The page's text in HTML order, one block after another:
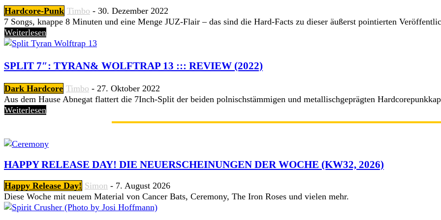
Hardcore-Punk Timbo - 30. Dezember 2022
7 Songs, knappe 8 Minuten und eine Menge JUZ-Flair – das sind die Hard-Facts zu dieser äußerst pointierten
Weiterlesen
SPLIT 7″: TYRAN& WOLFTRAP 13 ::: REVIEW (2022)
Dark Hardcore Timbo - 27. Oktober 2022
Aus dem Hause Abnegat flattert die 7Inch-Split der beiden polnischstämmigen und metallischgeprägten
Weiterlesen
HAPPY RELEASE DAY! DIE NEUERSCHEINUNGEN DER WOCHE (KW32, 2026)
Happy Release Day! Simon - 7. August 2026
Diese Woche mit neuem Material von Cancer Bats, Ceremony, The Iron Roses und vielen mehr.